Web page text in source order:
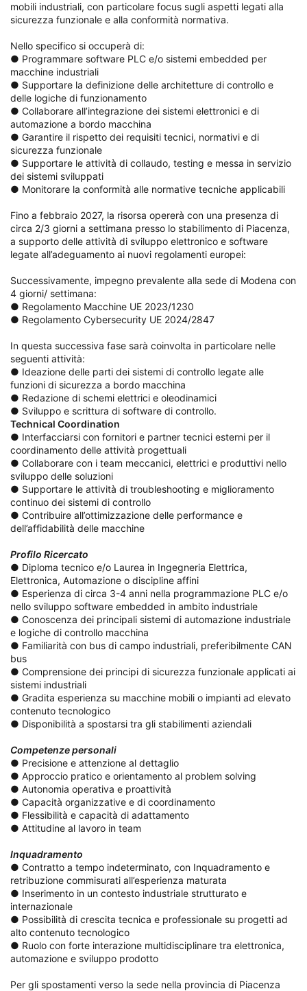
mobili industriali, con particolare focus sugli aspetti legati alla
sicurezza funzionale e alla conformità normativa.
Nello specifico si occuperà di:
● Programmare software PLC e/o sistemi embedded per
macchine industriali
● Supportare la definizione delle architetture di controllo e
delle logiche di funzionamento
● Collaborare all’integrazione dei sistemi elettronici e di
automazione a bordo macchina
● Garantire il rispetto dei requisiti tecnici, normativi e di
sicurezza funzionale
● Supportare le attività di collaudo, testing e messa in servizio
dei sistemi sviluppati
● Monitorare la conformità alle normative tecniche applicabili
Fino a febbraio 2027, la risorsa opererà con una presenza di
circa 2/3 giorni a settimana presso lo stabilimento di Piacenza,
a supporto delle attività di sviluppo elettronico e software
legate all’adeguamento ai nuovi regolamenti europei:
Successivamente, impegno prevalente alla sede di Modena con
4 giorni/ settimana:
● Regolamento Macchine UE 2023/1230
● Regolamento Cybersecurity UE 2024/2847
In questa successiva fase sarà coinvolta in particolare nelle
seguenti attività:
● Ideazione delle parti dei sistemi di controllo legate alle
funzioni di sicurezza a bordo macchina
● Redazione di schemi elettrici e oleodinamici
● Sviluppo e scrittura di software di controllo.
Technical Coordination
● Interfacciarsi con fornitori e partner tecnici esterni per il
coordinamento delle attività progettuali
● Collaborare con i team meccanici, elettrici e produttivi nello
sviluppo delle soluzioni
● Supportare le attività di troubleshooting e miglioramento
continuo dei sistemi di controllo
● Contribuire all’ottimizzazione delle performance e
dell’affidabilità delle macchine
Profilo Ricercato
● Diploma tecnico e/o Laurea in Ingegneria Elettrica,
Elettronica, Automazione o discipline affini
● Esperienza di circa 3-4 anni nella programmazione PLC e/o
nello sviluppo software embedded in ambito industriale
● Conoscenza dei principali sistemi di automazione industriale
e logiche di controllo macchina
● Familiarità con bus di campo industriali, preferibilmente CAN
bus
● Comprensione dei principi di sicurezza funzionale applicati ai
sistemi industriali
● Gradita esperienza su macchine mobili o impianti ad elevato
contenuto tecnologico
● Disponibilità a spostarsi tra gli stabilimenti aziendali
Competenze personali
● Precisione e attenzione al dettaglio
● Approccio pratico e orientamento al problem solving
● Autonomia operativa e proattività
● Capacità organizzative e di coordinamento
● Flessibilità e capacità di adattamento
● Attitudine al lavoro in team
Inquadramento
● Contratto a tempo indeterminato, con Inquadramento e
retribuzione commisurati all’esperienza maturata
● Inserimento in un contesto industriale strutturato e
internazionale
● Possibilità di crescita tecnica e professionale su progetti ad
alto contenuto tecnologico
● Ruolo con forte interazione multidisciplinare tra elettronica,
automazione e sviluppo prodotto
Per gli spostamenti verso la sede nella provincia di Piacenza